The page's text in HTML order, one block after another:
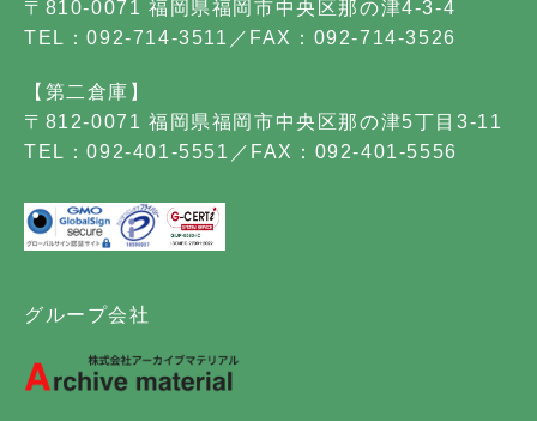
〒810-0071 福岡県福岡市中央区那の津4-3-4
TEL：092-714-3511／FAX：092-714-3526
【第二倉庫】
〒812-0071 福岡県福岡市中央区那の津5丁目3-11
TEL：092-401-5551／FAX：092-401-5556
グループ会社